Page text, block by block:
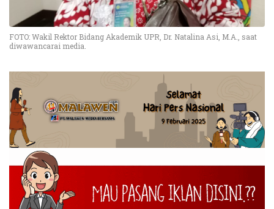
FOTO: Wakil Rektor Bidang Akademik UPR, Dr. Natalina Asi, M.A., saat
diwawancarai media.